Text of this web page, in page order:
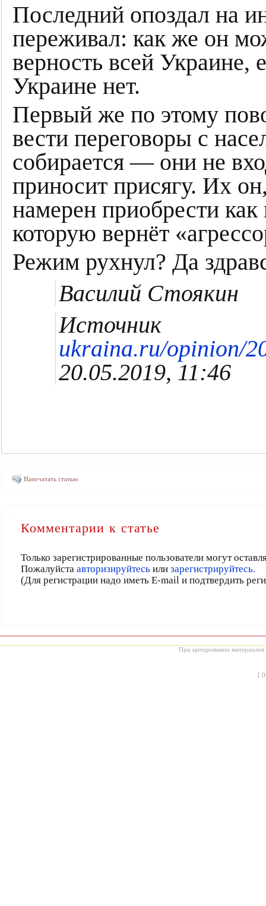
Последний опоздал на
переживал: как же он
верность всей
Украине нет.
Первый же по этому
вести переговоры с
собирается — они не
приносит присягу. Их
намерен приобрести
которую вернёт
Режим рухнул? Да
Василий Стоякин
Источник
ukraina.ru/opinion/
20.05.2019, 11:46
Напечатать статью
Комментарии к статье
Только зарегистрированные пользователи могут
Пожалуйста авторизируйтесьили зарегистрируйтесь.
(Для регистрации надо иметь E-mail и подтвердить
При цитировании материалов
[